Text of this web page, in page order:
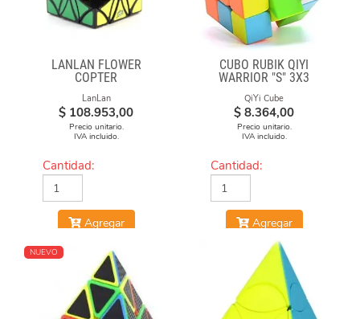
LANLAN FLOWER
COPTER
LanLan
$ 108.953,00
Precio unitario.
IVA incluido.
Cantidad:
Agregar
CUBO RUBIK QIYI
WARRIOR "S" 3X3
STICKERLESS
QiYi Cube
$ 8.364,00
Precio unitario.
IVA incluido.
Cantidad:
Agregar
NUEVO